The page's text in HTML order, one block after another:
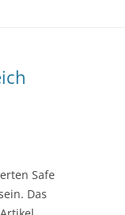
Safe
Das